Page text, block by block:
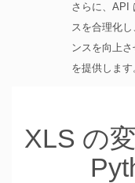
さらに、API
スを合理化
ンスを向上
を提供します
XLS の